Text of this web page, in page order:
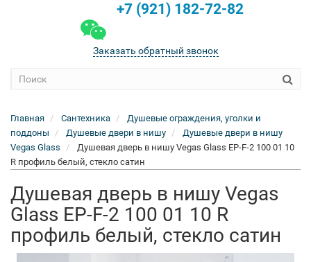
+7 (921) 182-72-82
Заказать обратный звонок
Главная Сантехника
Душевые ограждения, уголки и
поддоны
Душевые двери в нишу
Душевые двери в нишу
Vegas Glass
Душевая дверь в нишу Vegas Glass EP-F-2 100 01 10
R профиль белый, стекло сатин
Душевая дверь в нишу Vegas
Glass EP-F-2 100 01 10 R
профиль белый, стекло сатин